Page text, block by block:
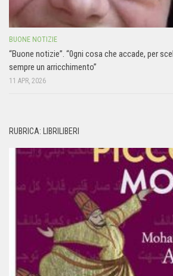
BUONE NOTIZIE
“Buone notizie”. “0gni cosa che accade, per
sempre un arricchimento”
11 APR, 2026
RUBRICA: LIBRILIBERI